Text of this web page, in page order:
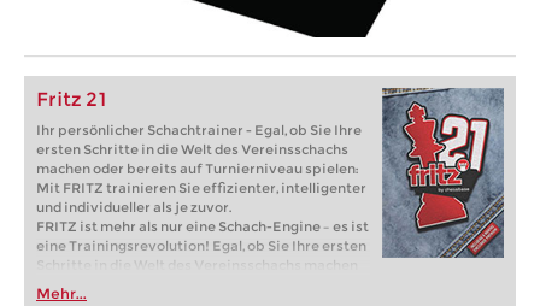
Fritz 21
Ihr persönlicher Schachtrainer - Egal, ob Sie Ihre
ersten Schritte in die Welt des Vereinsschachs
machen oder bereits auf Turnierniveau spielen:
Mit FRITZ trainieren Sie effizienter, intelligenter
und individueller als je zuvor.
FRITZ ist mehr als nur eine Schach-Engine – es ist
eine Trainingsrevolution! Egal, ob Sie Ihre ersten
Schritte in die Welt des Vereinsschachs machen
oder bereits auf Turnierniveau spielen: Mit
Mehr...